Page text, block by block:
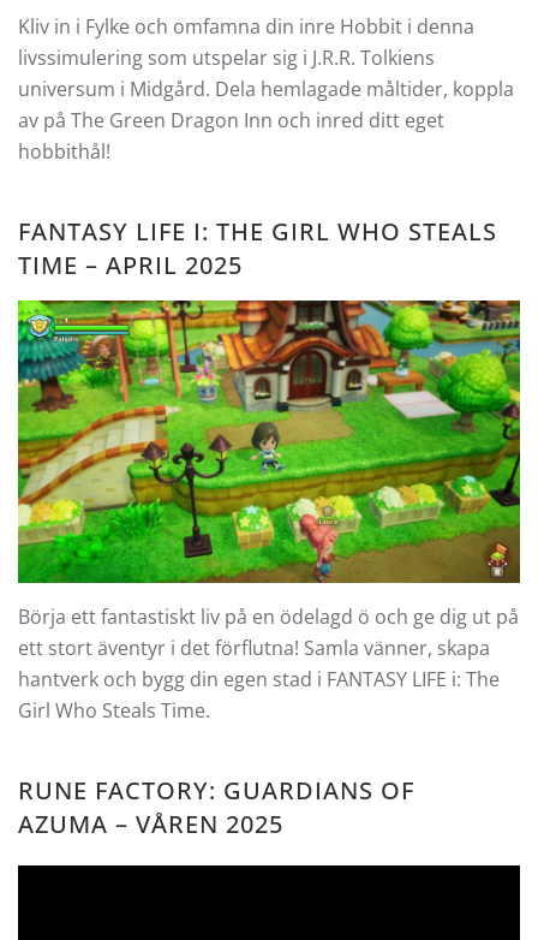
Kliv in i Fylke och omfamna din inre Hobbit i denna
livssimulering som utspelar sig i J.R.R. Tolkiens
universum i Midgård. Dela hemlagade måltider, koppla
av på The Green Dragon Inn och inred ditt eget
hobbithål!
FANTASY LIFE I: THE GIRL WHO STEALS
TIME – APRIL 2025
Börja ett fantastiskt liv på en ödelagd ö och ge dig ut på
ett stort äventyr i det förflutna! Samla vänner, skapa
hantverk och bygg din egen stad i FANTASY LIFE i: The
Girl Who Steals Time.
RUNE FACTORY: GUARDIANS OF
AZUMA – VÅREN 2025